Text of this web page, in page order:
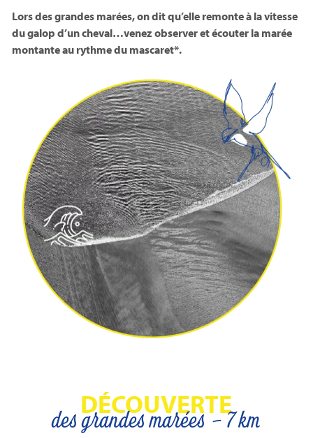
Lors des grandes marées, on dit qu’elle remonte à la vitesse
du galop d’un cheval…venez observer et écouter la marée
montante au rythme du mascaret*.
DÉCOUVERTE
des grandes marées - 7 km